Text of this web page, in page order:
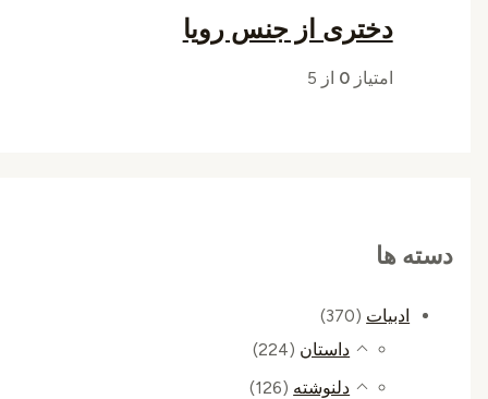
دسته ها
ادبیات (370)
داستان (224)
دلنوشته (126)
دختری از جنس رویا
امتیاز0از 5